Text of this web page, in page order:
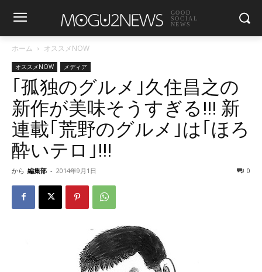
GOOD
SOCIAL
NEWS
ホーム オススメNOW
オススメNOW メディア
｢孤独のグルメ｣久住昌之の
新作が美味そうすぎる!!! 新
連載｢荒野のグルメ｣は｢ほろ
酔いテロ｣!!!
から 編集部 - 2014年9月1日 0